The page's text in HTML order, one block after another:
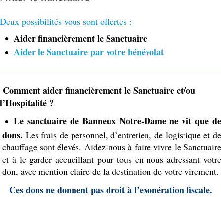
Deux possibilités vous sont offertes :
Aider financièrement le Sanctuaire
Aider le Sanctuaire par votre bénévolat
Comment aider financièrement le Sanctuaire et/ou
l’Hospitalité ?
Le sanctuaire de Banneux Notre-Dame ne vit que de
dons. Les frais de personnel, d’entretien, de logistique et de
chauffage sont élevés. Aidez-nous à faire vivre le Sanctuaire
et à le garder accueillant pour tous en nous adressant votre
don, avec mention claire de la destination de votre virement.
Ces dons ne donnent pas droit à l’exonération fiscale.